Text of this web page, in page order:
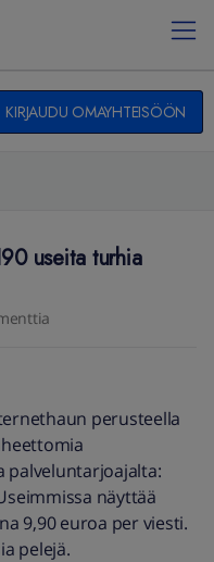
KIRJAUDU OMAYHTEISÖÖN
useita turhia
perusteella
palveluntarjoajalta:
näyttää
9,90 euroa per viesti.
pelejä.